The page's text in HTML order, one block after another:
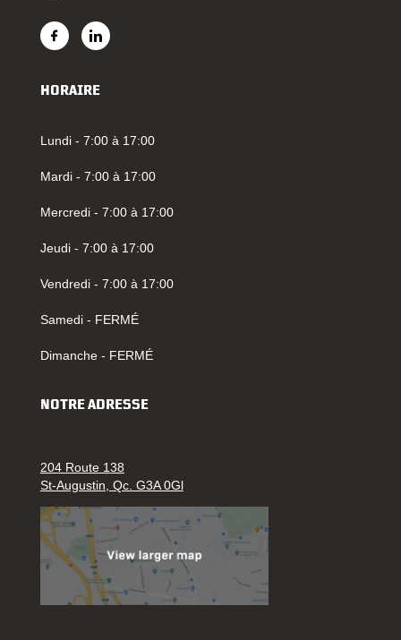
HORAIRE
Lundi - 7:00 à 17:00
Mardi - 7:00 à 17:00
Mercredi - 7:00 à 17:00
Jeudi - 7:00 à 17:00
Vendredi - 7:00 à 17:00
Samedi - FERMÉ
Dimanche - FERMÉ
NOTRE ADRESSE
204 Route 138
St-Augustin, Qc. G3A 0Gl